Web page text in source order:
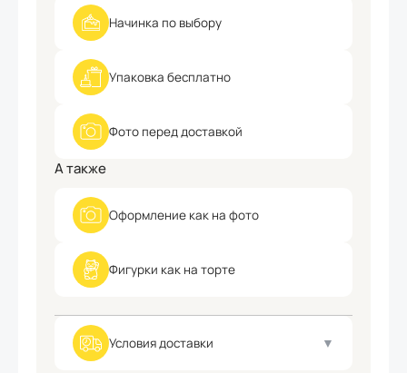
Начинка по выбору
Упаковка бесплатно
Фото перед доставкой
А также
Оформление как на фото
Фигурки как на торте
Условия доставки